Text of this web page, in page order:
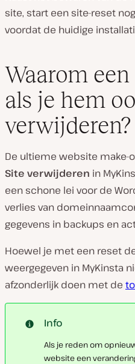
site, start een site-reset
voordat de huidige
Waarom
als je hem
verwijderen?
De ultieme website make-
Site verwijderen in
een schone lei voor de
verlies van
gegevens in backups en
Hoewel je met een reset
weergegeven in MyKinsta
afzonderlijk doen met de
Info
Als je reden om
website een